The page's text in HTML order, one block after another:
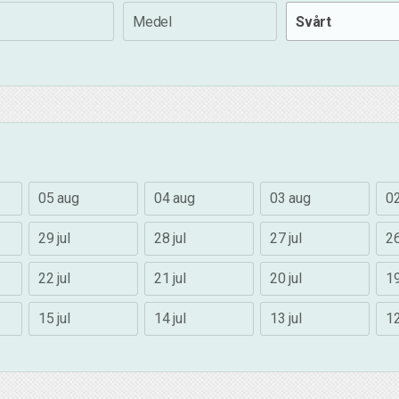
Medel Svårt
05 aug 04 aug 03 aug
29 jul 28 jul 27 jul
22 jul 21 jul 20 jul
15 jul 14 jul 13 jul